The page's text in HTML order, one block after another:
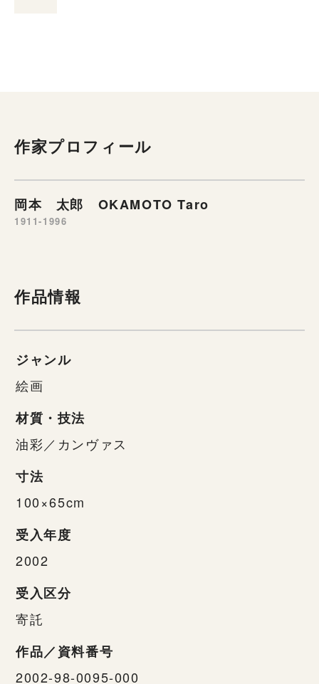
作家プロフィール
岡本 太郎 OKAMOTO Taro
1911-1996
作品情報
ジャンル
絵画
材質・技法
油彩／カンヴァス
寸法
100×65cm
受入年度
2002
受入区分
寄託
作品／資料番号
2002-98-0095-000